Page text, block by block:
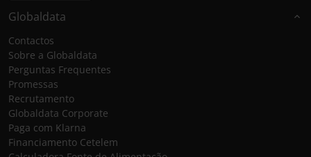
Globaldata
Contactos
Sobre a Globaldata
Perguntas Frequentes
Promessas
Recrutamento
Globaldata Corporate
Paga com Klarna
Financiamento Cetelem